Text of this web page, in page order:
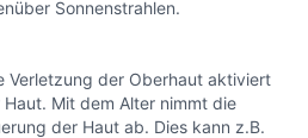
Sonnenstrahlen.
Verletzung der Oberhaut aktiviert
Mit dem Alter nimmt die
der Haut ab. Dies kann z.B.